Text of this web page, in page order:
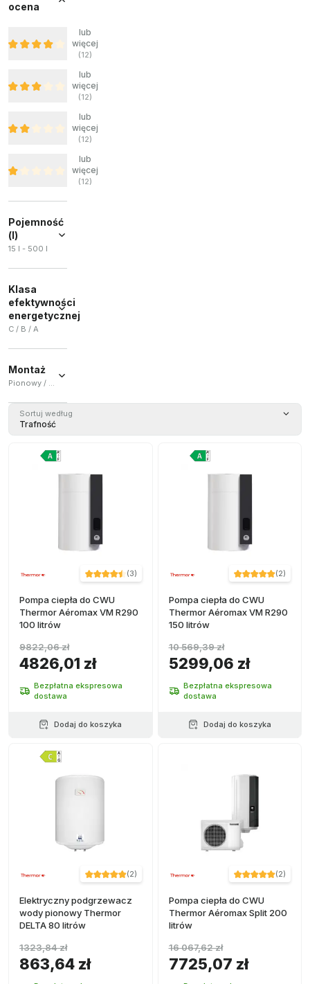
ocena
lub
więcej
(12)
lub
więcej
(12)
lub
więcej
(12)
lub
więcej
(12)
Pojemność
(l)
15 l - 500 l
Klasa
efektywności
energetycznej
C / B / A
B (3)
Montaż
Pionowy / Pionowy i poziomy / Poziomy / Podłoga
(16)
Pionowy i
poziomy
Sortuj według
Trafność
(3)
Pompa ciepła do CWU
Thermor Aéromax VM R290
100 litrów
4826,01 zł
9822,06 zł
Bezpłatna ekspresowa
dostawa
Dodaj do koszyka
(2)
Pompa ciepła do CWU
Thermor Aéromax VM R290
150 litrów
5299,06 zł
10 569,39 zł
Bezpłatna ekspresowa
dostawa
Dodaj do koszyka
(2)
Elektryczny podgrzewacz
wody pionowy Thermor
DELTA 80 litrów
863,64 zł
1323,84 zł
(2)
Pompa ciepła do CWU
Thermor Aéromax Split 200
litrów
7725,07 zł
16 067,62 zł